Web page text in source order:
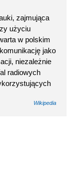
zajmująca
użyciu
w polskim
jako
niezależnie
radiowych
Wikipedia